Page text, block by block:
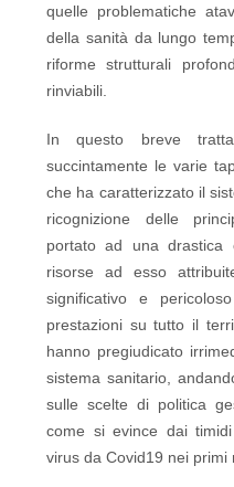
quelle problematiche
della sanità da lungo
riforme strutturali
rinviabili.
In questo breve
succintamente le varie
che ha caratterizzato il
ricognizione delle
portato ad una drastica
risorse ad esso
significativo e
prestazioni su tutto il
hanno pregiudicato
sistema sanitario,
sulle scelte di politica
come si evince dai
virus da Covid19 nei primi